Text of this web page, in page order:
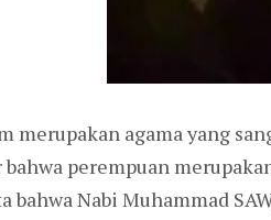
merupakan agama yang
perempuan
bahwa Nabi Muhammad